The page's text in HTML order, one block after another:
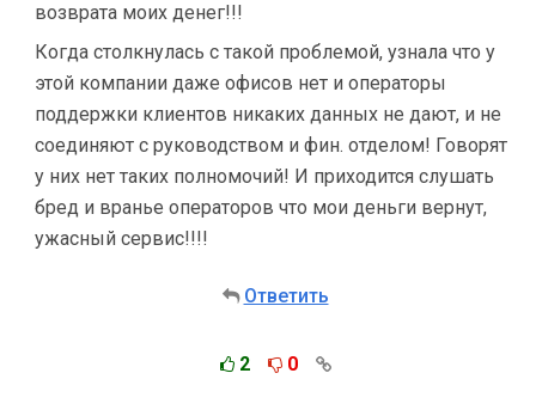
возврата моих денег!!!
Когда столкнулась с такой проблемой, узнала что у
этой компании даже офисов нет и операторы
поддержки клиентов никаких данных не дают, и не
соединяют с руководством и фин. отделом! Говорят
у них нет таких полномочий! И приходится слушать
бред и вранье операторов что мои деньги вернут,
ужасный сервис!!!!
Ответить
2 0